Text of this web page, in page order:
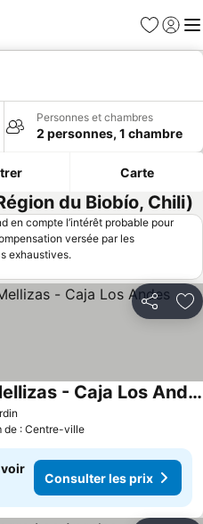
Favoris
Se
Personnes et chambres
2 personnes, 1 chambre
Carte
du Biobío, Chili)
en compte l’intérêt probable pour
versée par les
exhaustives.
Partager
Hotel y Cabañas Las Mellizas - Caja Los Andes
de : Centre-ville
voir
Consulter les prix